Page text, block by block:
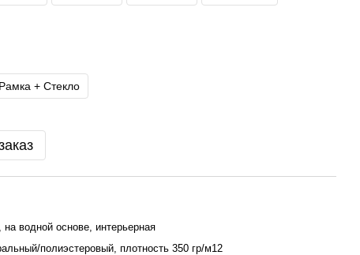
Рамка + Стекло
на водной основе, интерьерная
полиэстеровый, плотность 350 гр/м12